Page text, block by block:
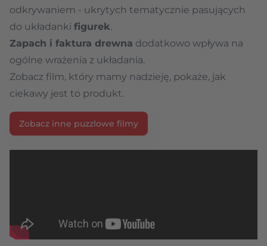
odkrywaniem - ukrytych tematycznie pasujących
do układanki figurek.
Zapach i faktura drewna dodatkowo wpływa na
ogólne wrażenia z układania.
Zobacz film, który mamy nadzieję, pokaże, jak
ciekawy jest to produkt.
Zobacz inne puzzlowe filmy